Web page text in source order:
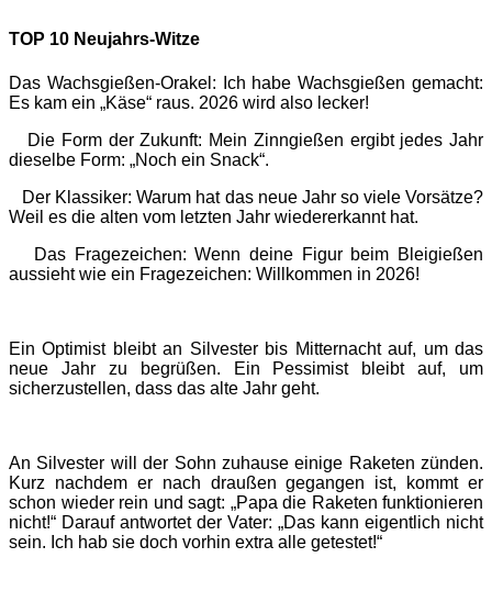
TOP 10 Neujahrs-Witze
Das Wachsgießen-Orakel: Ich habe Wachsgießen gemacht:
Es kam ein „Käse“ raus. 2026 wird also lecker!
Die Form der Zukunft: Mein Zinngießen ergibt jedes Jahr
dieselbe Form: „Noch ein Snack“.
Der Klassiker: Warum hat das neue Jahr so viele Vorsätze?
Weil es die alten vom letzten Jahr wiedererkannt hat.
Das Fragezeichen: Wenn deine Figur beim Bleigießen
aussieht wie ein Fragezeichen: Willkommen in 2026!
Ein Optimist bleibt an Silvester bis Mitternacht auf, um das
neue Jahr zu begrüßen. Ein Pessimist bleibt auf, um
sicherzustellen, dass das alte Jahr geht.
An Silvester will der Sohn zuhause einige Raketen zünden.
Kurz nachdem er nach draußen gegangen ist, kommt er
schon wieder rein und sagt: „Papa die Raketen funktionieren
nicht!“ Darauf antwortet der Vater: „Das kann eigentlich nicht
sein. Ich hab sie doch vorhin extra alle getestet!“